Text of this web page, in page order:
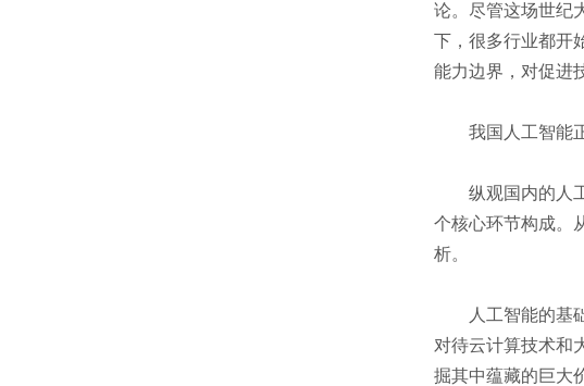
论。尽管这场世纪
下，很多行业都开
能力边界，对促进
我国人工智能正
纵观国内的人工
个核心环节构成。
析。
人工智能的基础
对待云计算技术和
掘其中蕴藏的巨大